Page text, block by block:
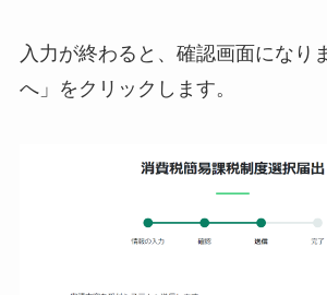
入力が終わると、確認画面になり
へ」をクリックします。